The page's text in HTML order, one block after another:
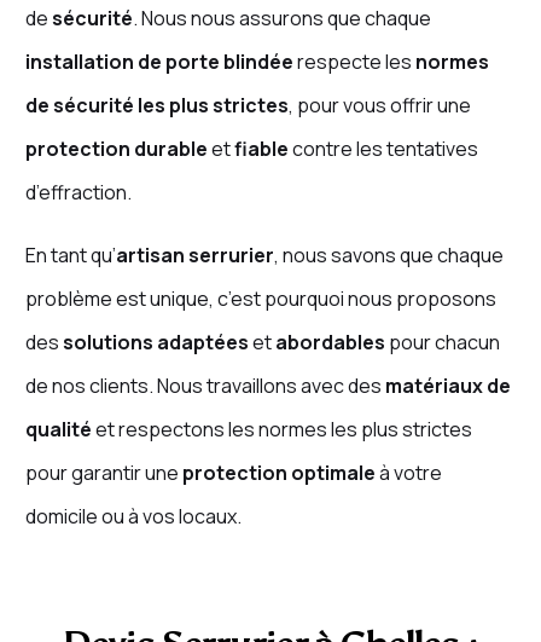
desécurité. Nous nous assurons que chaque
installation de porte blindéerespecte les normes
de sécurité les plus strictes, pour vous offrir une
protection durableetfiablecontre les tentatives
d’effraction.
En tant qu’artisan serrurier, nous savons que chaque
problème est unique, c’est pourquoi nous proposons
dessolutions adaptéesetabordables pour chacun
de nos clients. Nous travaillons avec des matériaux de
qualitéet respectons les normes les plus strictes
pour garantir une protection optimaleà votre
domicile ou à vos locaux.